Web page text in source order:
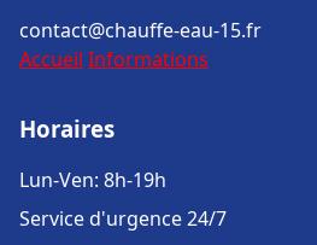
contact@chauffe-eau-15.fr
Accueil Informations
Horaires
Lun-Ven: 8h-19h
Service d'urgence 24/7